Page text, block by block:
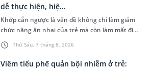
Thứ Sáu, 7 tháng 8, 2026
dễ thực hiện, hiệ...
Khớp cắn ngược là vấn đề không chỉ làm giảm
chức năng ăn nhai của trẻ mà còn làm mất đi
sự cân đối của khuôn mặt. Do đó, cần khắc
phục sớm tình trạng này để...
Viêm tiểu phế quản bội nhiễm ở trẻ: